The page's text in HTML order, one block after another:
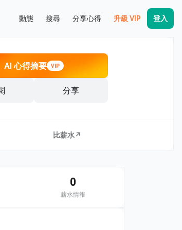
動態 搜尋 分享心得 升級 VIP 登入
AI 心得摘要 VIP
分享
比薪水↗
0
薪水情報